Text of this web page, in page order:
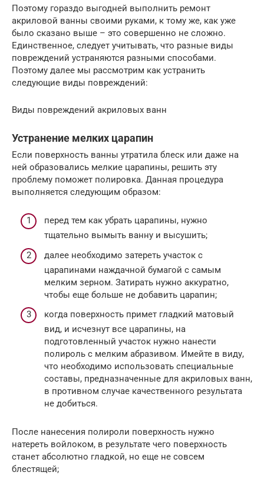
Поэтому гораздо выгодней выполнить ремонт
акриловой ванны своими руками, к тому же, как уже
было сказано выше – это совершенно не сложно.
Единственное, следует учитывать, что разные виды
повреждений устраняются разными способами.
Поэтому далее мы рассмотрим как устранить
следующие виды повреждений:
Виды повреждений акриловых ванн
Устранение мелких царапин
Если поверхность ванны утратила блеск или даже на
ней образовались мелкие царапины, решить эту
проблему поможет полировка. Данная процедура
выполняется следующим образом:
перед тем как убрать царапины, нужно
тщательно вымыть ванну и высушить;
далее необходимо затереть участок с
царапинами наждачной бумагой с самым
мелким зерном. Затирать нужно аккуратно,
чтобы еще больше не добавить царапин;
когда поверхность примет гладкий матовый
вид, и исчезнут все царапины, на
подготовленный участок нужно нанести
полироль с мелким абразивом. Имейте в виду,
что необходимо использовать специальные
составы, предназначенные для акриловых ванн,
в противном случае качественного результата
не добиться.
После нанесения полироли поверхность нужно
натереть войлоком, в результате чего поверхность
станет абсолютно гладкой, но еще не совсем
блестящей;